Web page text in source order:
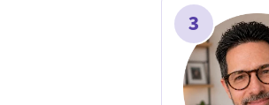
3